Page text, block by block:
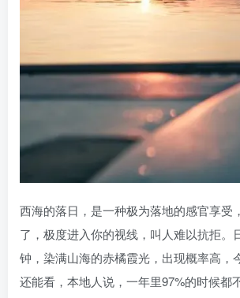
西海的落日，是一种极为落地的感官享受
了，极度进入你的视线，叫人难以抗拒。
钟，染满山海的赤橘霞光，出现概率高，
还能看，本地人说，一年里97%的时候都